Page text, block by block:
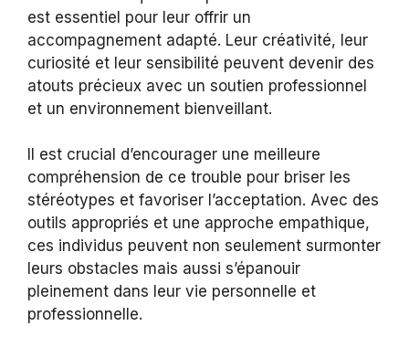
est essentiel pour leur offrir un
accompagnement adapté. Leur créativité, leur
curiosité et leur sensibilité peuvent devenir des
atouts précieux avec un soutien professionnel
et un environnement bienveillant.
Il est crucial d’encourager une meilleure
compréhension de ce trouble pour briser les
stéréotypes et favoriser l’acceptation. Avec des
outils appropriés et une approche empathique,
ces individus peuvent non seulement surmonter
leurs obstacles mais aussi s’épanouir
pleinement dans leur vie personnelle et
professionnelle.